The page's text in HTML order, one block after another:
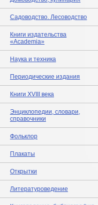
Садоводство. Лесоводство
Книги издательства
«Academia»
Наука и техника
Периодические издания
Книги XVIII века
Энциклопедии, словари,
справочники
Фольклор
Плакаты
Открытки
Литературоведение